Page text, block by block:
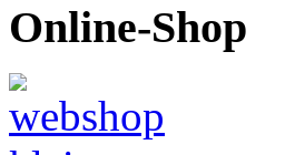
Online-Shop